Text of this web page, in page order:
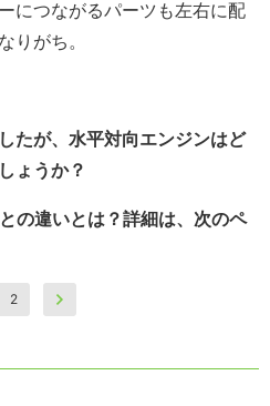
につながるパーツも左右に配
りがち。
たが、水平対向エンジンはど
ょうか？
の違いとは？詳細は、次のペ
2